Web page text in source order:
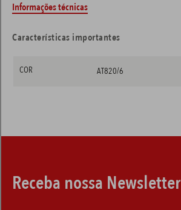
Informações técnicas
Características importantes
COR AT820/6
Receba nossa Newsletter